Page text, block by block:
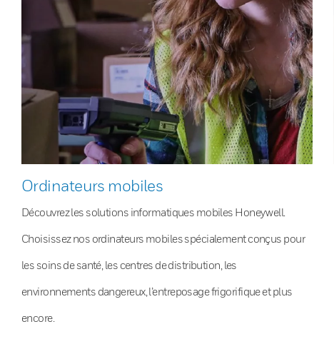
Ordinateurs mobiles
Découvrez les solutions informatiques mobiles Honeywell.
Choisissez nos ordinateurs mobiles spécialement conçus pour
les soins de santé, les centres de distribution, les
environnements dangereux, l’entreposage frigorifique et plus
encore.